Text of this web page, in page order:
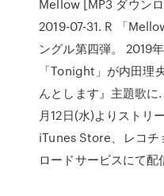
Mellow [MP3 ダウン
2019-07-31. R 「
ングル第四弾。 2019
「Tonight」が内田理
んとします』主題歌
月12日(水)よりストリ
iTunes Store、レコチ
ロードサービスにて配